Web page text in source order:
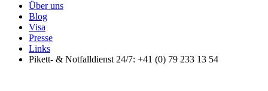
Über uns
Blog
Visa
Presse
Links
Pikett- & Notfalldienst 24/7: +41 (0) 79 233 13 54